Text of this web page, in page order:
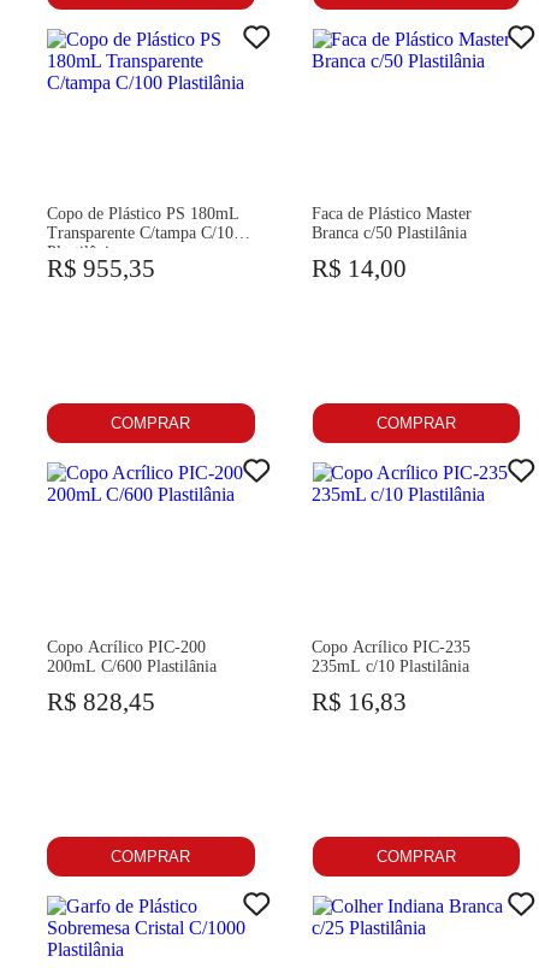
Copo de Plástico PS 180mL
Transparente C/tampa C/100
Plastilânia
R$ 955,35
COMPRAR
Faca de Plástico Master
Branca c/50 Plastilânia
R$ 14,00
COMPRAR
Copo Acrílico PIC-200
200mL C/600 Plastilânia
R$ 828,45
COMPRAR
Copo Acrílico PIC-235
235mL c/10 Plastilânia
R$ 16,83
COMPRAR